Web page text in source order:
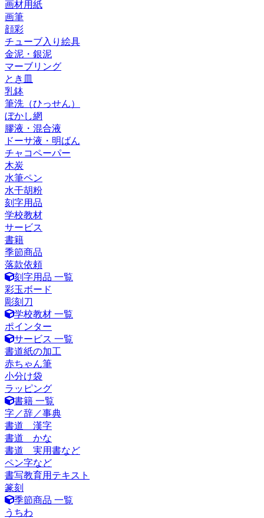
画材用紙
画筆
顔彩
チューブ入り絵具
金泥・銀泥
マーブリング
とき皿
乳鉢
筆洗（ひっせん）
ぼかし網
膠液・混合液
ドーサ液・明ばん
チャコペーパー
木炭
水筆ペン
水干胡粉
刻字用品
学校教材
サービス
書籍
季節商品
落款依頼
刻字用品 一覧
彩玉ボード
彫刻刀
学校教材 一覧
ポインター
サービス 一覧
書道紙の加工
赤ちゃん筆
小分け袋
ラッピング
書籍 一覧
字／辞／事典
書道 漢字
書道 かな
書道 実用書など
ペン字など
書写教育用テキスト
篆刻
季節商品 一覧
うちわ